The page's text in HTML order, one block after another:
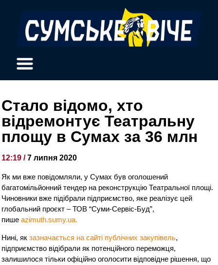
Стало відомо, хто
відремонтує Театральну
площу в Сумах за 36 млн
12:19 /7 липня 2020
Як ми вже повідомляли, у Сумах був оголошений
багатомільйонний тендер на реконструкцію Театральної площі.
Чиновники вже підібрали підприємство, яке реалізує цей
глобальний проєкт – ТОВ “Суми-Сервіс-Буд”,
пишеazimuth.sumy.ua.
Нині, якзазначається на сайті публічних закупівель,
підприємство відібрали як потенційного переможця,
залишилося тільки офіційно оголосити відповідне рішення, що